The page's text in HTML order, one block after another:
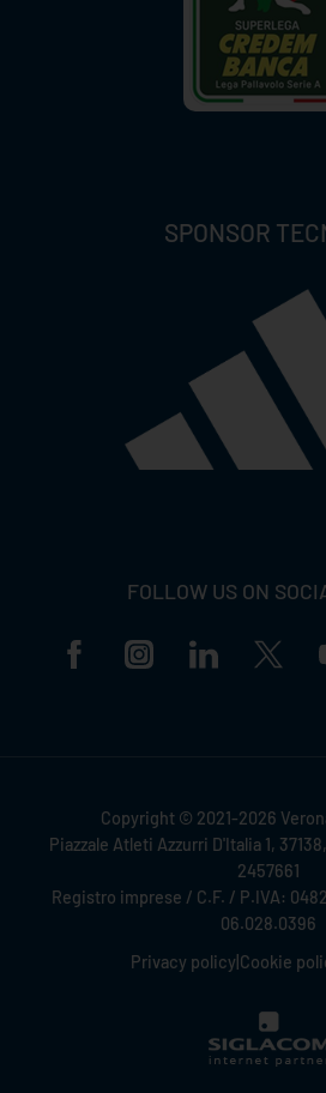
SPONSOR
FOLLOW US ON
Copyright © 2021-2026
Piazzale Atleti Azzurri D'Italia 1,
2457661
Registro imprese / C.F. / P.IVA:
06.028.0396
Privacy policy Cookie